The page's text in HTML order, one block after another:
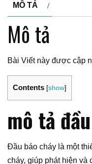
MÔ TẢ
Mô tả
Bài Viết này được cập
Contents [show]
mô tả
Đầu báo cháy là một
cháy, giúp phát hiện và